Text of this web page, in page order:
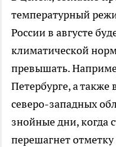
температурный
России в августе
климатической
превышать.
Петербурге, а
северо-западных
знойные дни, когда
перешагнет отметку